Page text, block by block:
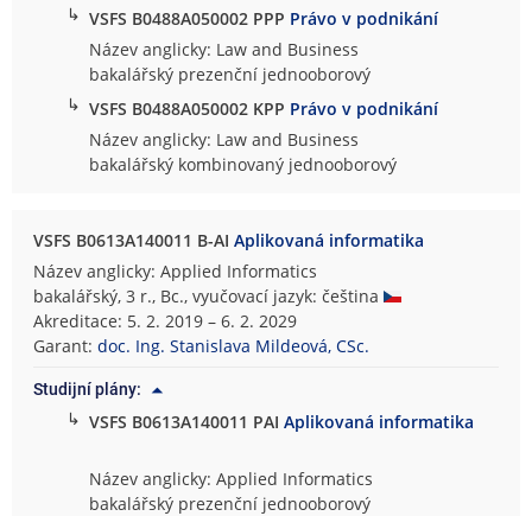
↳ VSFS B0488A050002 PPP Právo v podnikání
Název anglicky: Law and Business
bakalářský prezenční jednooborový
↳ VSFS B0488A050002 KPP Právo v podnikání
Název anglicky: Law and Business
bakalářský kombinovaný jednooborový
VSFS B0613A140011 B-AIAplikovaná informatika
Název anglicky: Applied Informatics
bakalářský, 3 r., Bc., vyučovací jazyk: čeština
Akreditace: 5. 2. 2019 – 6. 2. 2029
Garant:doc. Ing. Stanislava Mildeová, CSc.
Studijní plány:
↳ VSFS B0613A140011 PAIAplikovaná informatika
Název anglicky: Applied Informatics
bakalářský prezenční jednooborový